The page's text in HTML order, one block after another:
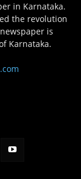
in Karnataka.
the revolution
is
Karnataka.